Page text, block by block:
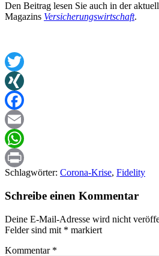
Den Beitrag lesen Sie auch in der
Magazins Versicherungswirtschaft.
Twitter
XING
Facebook
Email
WhatsApp
Print
Schlagwörter: Corona-Krise, Fidelity
Schreibe einen Kommentar
Deine E-Mail-Adresse wird nicht
Felder sind mit * markiert
Kommentar *